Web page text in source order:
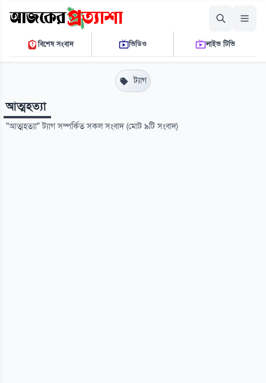
শুক্রবার, ০৭ আগস্ট ২০২৬
০৯:২৭:৪৮ পি.এম.THE DAILY AJKER PROTTASHA
বিশেষ সংবাদ ভিডিও লাইভ টিভি
ট্যাগ
আত্মহত্যা
"আত্মহত্যা" ট্যাগ সম্পর্কিত সকল সংবাদ (মোট ৯টি সংবাদ)